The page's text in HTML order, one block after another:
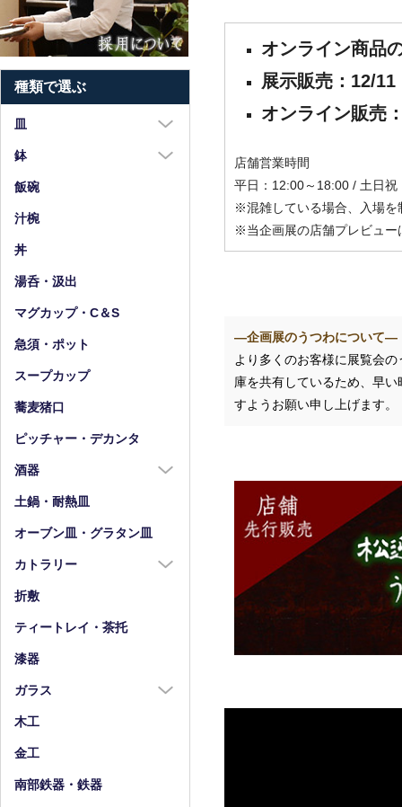
オンライン商品
展示販売：12/
オンライン販売
店舗営業時間
平日：12:00～18:00 / 土日
※混雑している場合、入場を
※当企画展の店舗プレビュー
―企画展のうつわについて―
より多くのお客様に展覧会
庫を共有しているため、早
すようお願い申し上げます。
種類で選ぶ
皿
大皿（8寸以上）
中皿（5～7寸）
小皿（4寸以下）
鉢
大鉢（8寸以上）
中鉢（5～7寸）
飯碗
汁椀
丼
湯呑・汲出
マグカップ・C＆S
急須・ポット
スープカップ
蕎麦猪口
ピッチャー・デカンタ
酒器
酒器全商品
徳利
土鍋・耐熱皿
オーブン皿・グラタン皿
カトラリー
カトラリー全商品
箸
箸置
折敷
ティートレイ・茶托
漆器
ガラス
ガラス全商品
グラス
ガラス皿
木工
金工
南部鉄器・鉄器